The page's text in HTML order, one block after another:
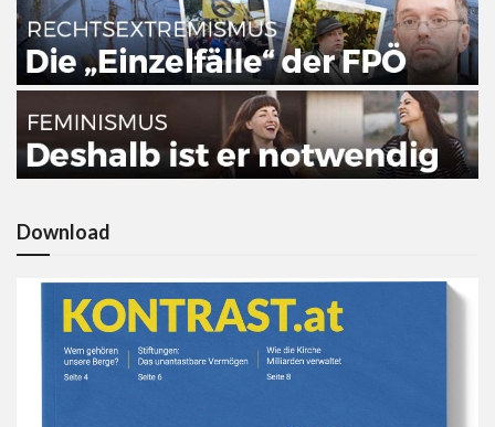
Download